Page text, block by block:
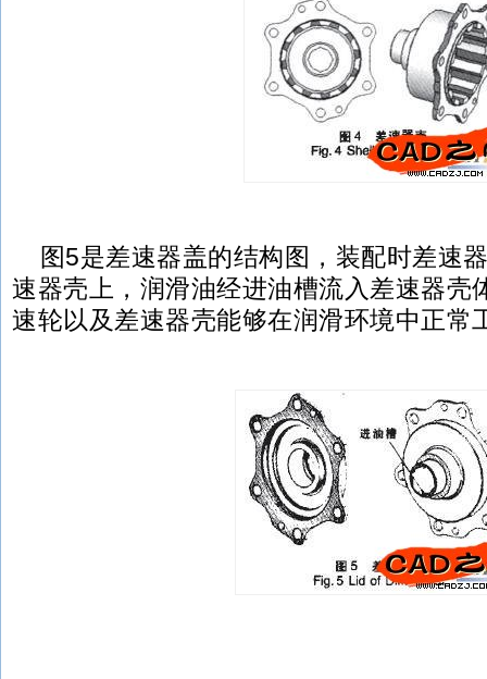
图5是差速器盖的结构图，装配时差速
速器壳上，润滑油经进油槽流入差速器壳
速轮以及差速器壳能够在润滑环境中正常